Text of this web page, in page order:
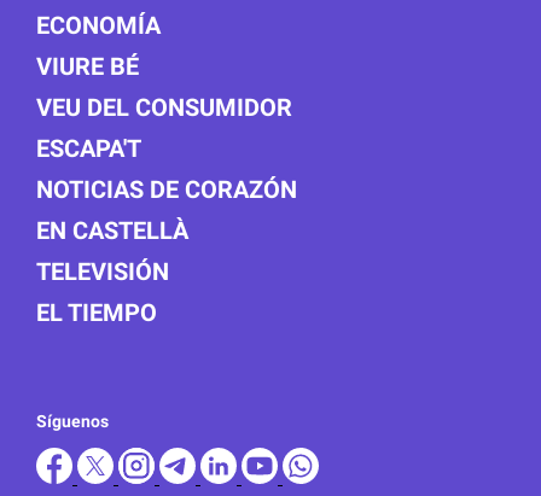
ECONOMÍA
VIURE BÉ
VEU DEL CONSUMIDOR
ESCAPA'T
NOTICIAS DE CORAZÓN
EN CASTELLÀ
TELEVISIÓN
EL TIEMPO
Síguenos